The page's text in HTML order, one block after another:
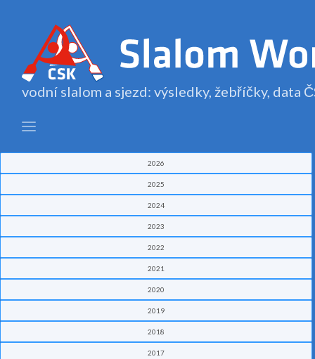
vodní slalom a sjezd: výsledky, žebříčky, data
2026
2025
2024
2023
2022
2021
2020
2019
2018
2017